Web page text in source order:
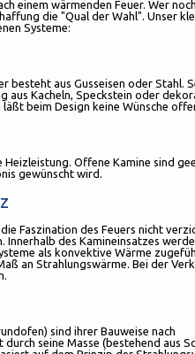
einem wärmenden Feuer. Wer
die "Qual der Wahl". Unser
Systeme:
besteht aus Gusseisen oder Stahl.
aus Kacheln, Speckstein oder
beim Design keine Wünsche
Offene Kamine sind
gewünscht wird.
Faszination des Feuers nicht
Innerhalb des Kamineinsatzes
als konvektive Wärme
an Strahlungswärme. Bei der
sind ihrer Bauweise nach
seine Masse (bestehend aus